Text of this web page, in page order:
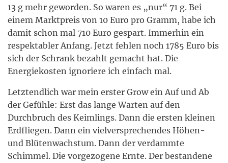
13 g mehr geworden. So waren es „nur“ 71 g. Bei
einem Marktpreis von 10 Euro pro Gramm, habe ich
damit schon mal 710 Euro gespart. Immerhin ein
respektabler Anfang. Jetzt fehlen noch 1785 Euro bis
sich der Schrank bezahlt gemacht hat. Die
Energiekosten ignoriere ich einfach mal.
Letztendlich war mein erster Grow ein Auf und Ab
der Gefühle: Erst das lange Warten auf den
Durchbruch des Keimlings. Dann die ersten kleinen
Erdfliegen. Dann ein vielversprechendes Höhen-
und Blütenwachstum. Dann der verdammte
Schimmel. Die vorgezogene Ernte. Der bestandene